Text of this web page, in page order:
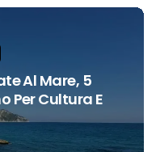
Al Mare, 5
Per Cultura E